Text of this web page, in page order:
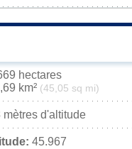
hectares
km² (45,05 sq mi)
mètres d'altitude
45.967